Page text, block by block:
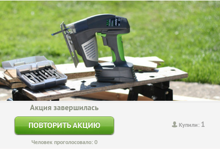
Купили: 1
Акция завершилась
ПОВТОРИТЬ АКЦИЮ
Человек проголосовало: 0